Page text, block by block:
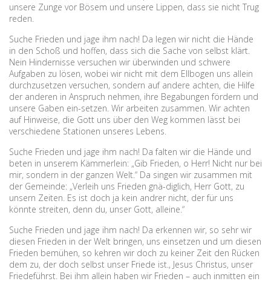
unsere Zunge vor Bösem und unsere Lippen, dass sie nicht Trug
reden.
Suche Frieden und jage ihm nach! Da legen wir nicht die Hände
in den Schoß und hoffen, dass sich die Sache von selbst klärt.
Nein Hindernisse versuchen wir überwinden und schwere
Aufgaben zu lösen, wobei wir nicht mit dem Ellbogen uns allein
durchzusetzen versuchen, sondern auf andere achten, die Hilfe
der anderen in Anspruch nehmen, ihre Begabungen fördern und
unsere Gaben ein-setzen. Wir arbeiten zusammen. Wir achten
auf Hinweise, die Gott uns über den Weg kommen lässt bei
verschiedene Stationen unseres Lebens.
Suche Frieden und jage ihm nach! Da falten wir die Hände und
beten in unserem Kämmerlein: „Gib Frieden, o Herr! Nicht nur bei
mir, sondern in der ganzen Welt.“ Da singen wir zusammen mit
der Gemeinde: „Verleih uns Frieden gnä-diglich, Herr Gott, zu
unsern Zeiten. Es ist doch ja kein andrer nicht, der für uns
könnte streiten, denn du, unser Gott, alleine.“
Suche Frieden und jage ihm nach! Da erkennen wir, so sehr wir
diesen Frieden in der Welt bringen, uns einsetzen und um diesen
Frieden bemühen, so kehren wir doch zu keiner Zeit den Rücken
dem zu, der doch selbst unser Friede ist., Jesus Christus, unser
Friedeführst. Bei ihm allein haben wir Frieden – auch inmitten ein